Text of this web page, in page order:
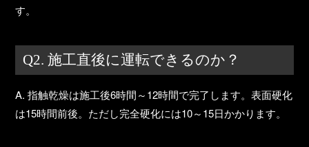
す。
Q2. 施工直後に運転できるのか？
A. 指触乾燥は施工後6時間～12時間で完了します。表面硬化
は15時間前後。ただし完全硬化には10～15日かかります。